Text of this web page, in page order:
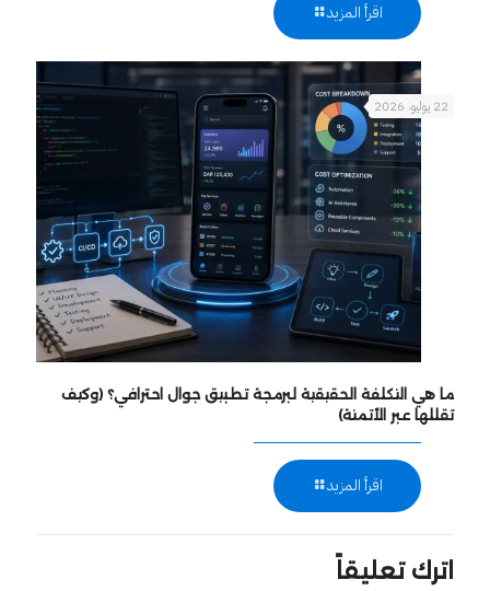
اقرأ المزيد
22 يوليو، 2026
ما هي التكلفة الحقيقية لبرمجة تطبيق جوال احترافي؟ (وكيف
تقللها عبر الأتمتة)
اقرأ المزيد
اترك تعليقاً